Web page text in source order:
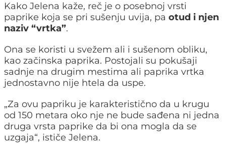
Kako Jelena kaže, reč je o posebnoj vrsti
paprike koja se pri sušenju uvija, pa otud i njen
naziv “vrtka”.
Ona se koristi u svežem ali i sušenom obliku,
kao začinska paprika. Postojali su pokušaji
sadnje na drugim mestima ali paprika vrtka
jednostavno nije htela da uspe.
„Za ovu papriku je karakteristično da u krugu
od 150 metara oko nje ne bude sađena ni jedna
druga vrsta paprike da bi ona mogla da se
uzgaja“, ističe Jelena.